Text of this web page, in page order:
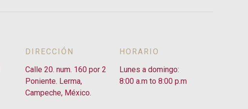
DIRECCIÓN
Calle 20. num. 160 por 2
Poniente. Lerma,
Campeche, México.
HORARIO
Lunes a domingo:
8:00 a.m to 8:00 p.m